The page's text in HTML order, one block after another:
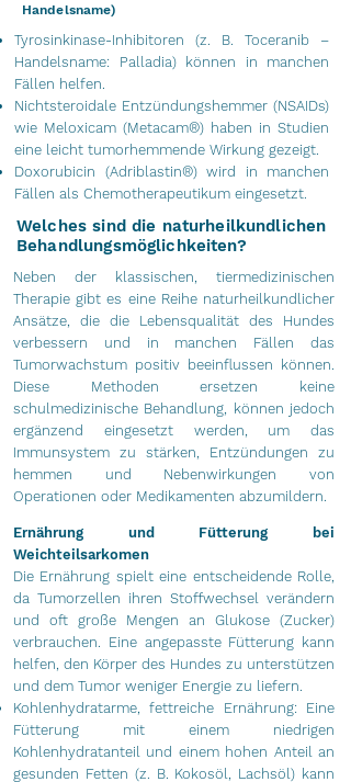
Handelsname)
Tyrosinkinase-Inhibitoren (z. B. Toceranib –
Handelsname: Palladia) können in manchen
Fällen helfen.
Nichtsteroidale Entzündungshemmer (NSAIDs)
wie Meloxicam (Metacam®) haben in Studien
eine leicht tumorhemmende Wirkung gezeigt.
Doxorubicin (Adriblastin®) wird in manchen
Fällen als Chemotherapeutikum eingesetzt.
Welches sind die naturheilkundlichen
Behandlungsmöglichkeiten?
Neben der klassischen, tiermedizinischen
Therapie gibt es eine Reihe naturheilkundlicher
Ansätze, die die Lebensqualität des Hundes
verbessern und in manchen Fällen das
Tumorwachstum positiv beeinflussen können.
Diese Methoden ersetzen keine
schulmedizinische Behandlung, können jedoch
ergänzend eingesetzt werden, um das
Immunsystem zu stärken, Entzündungen zu
hemmen und Nebenwirkungen von
Operationen oder Medikamenten abzumildern.
Ernährung und Fütterung bei
Weichteilsarkomen
Die Ernährung spielt eine entscheidende Rolle,
da Tumorzellen ihren Stoffwechsel verändern
und oft große Mengen an Glukose (Zucker)
verbrauchen. Eine angepasste Fütterung kann
helfen, den Körper des Hundes zu unterstützen
und dem Tumor weniger Energie zu liefern.
Kohlenhydratarme, fettreiche Ernährung: Eine
Fütterung mit einem niedrigen
Kohlenhydratanteil und einem hohen Anteil an
gesunden Fetten (z. B. Kokosöl, Lachsöl) kann